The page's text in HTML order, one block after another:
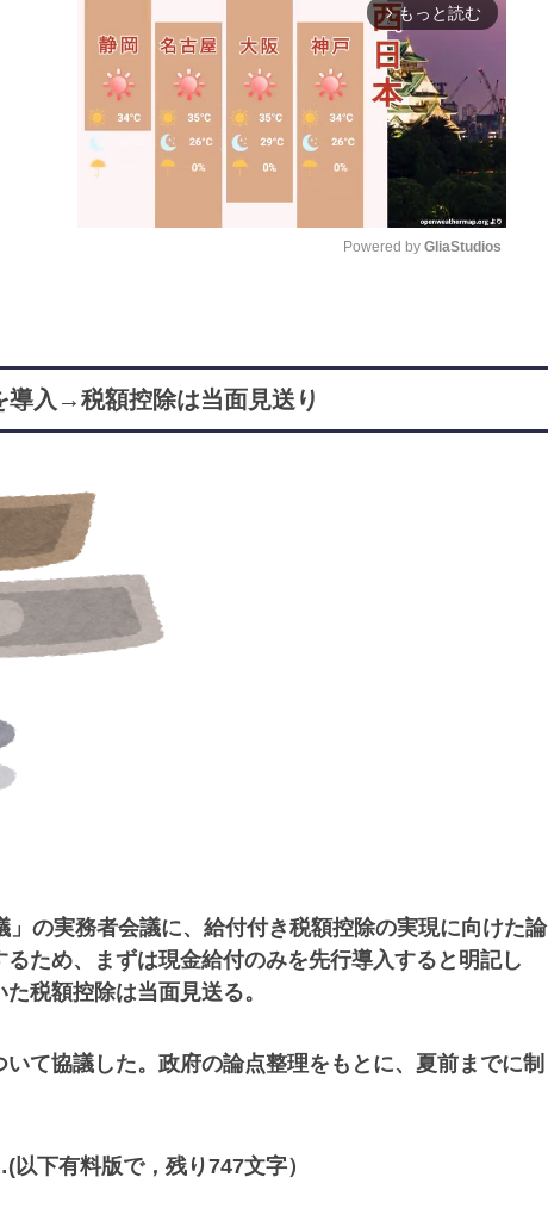
arrow_forward_ios もっと読む
Powered by GliaStudios
導入→税額控除は当面見送り
の実務者会議に、給付付き税額控除の実現に向けた論
ため、まずは現金給付のみを先行導入すると明記し
税額控除は当面見送る。
て協議した。政府の論点整理をもとに、夏前までに制
下有料版で，残り747文字）